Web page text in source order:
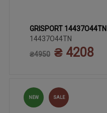
41 42 43 44
GRISPORT 14437O44TN
14437O44TN
₴4950 ₴ 4208
NEW SALE